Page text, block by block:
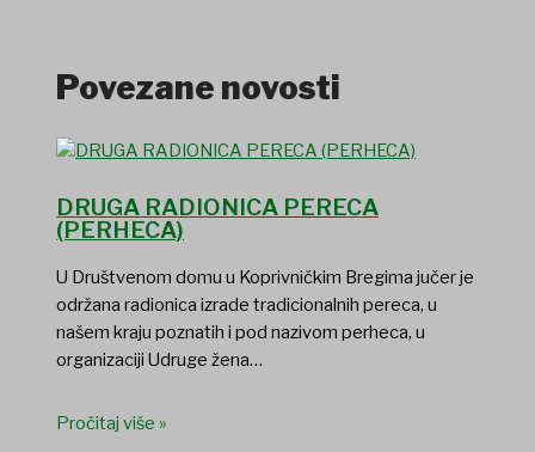
Povezane novosti
DRUGA RADIONICA PERECA
(PERHECA)
U Društvenom domu u Koprivničkim Bregima jučer je
održana radionica izrade tradicionalnih pereca, u
našem kraju poznatih i pod nazivom perheca, u
organizaciji Udruge žena…
Pročitaj više »